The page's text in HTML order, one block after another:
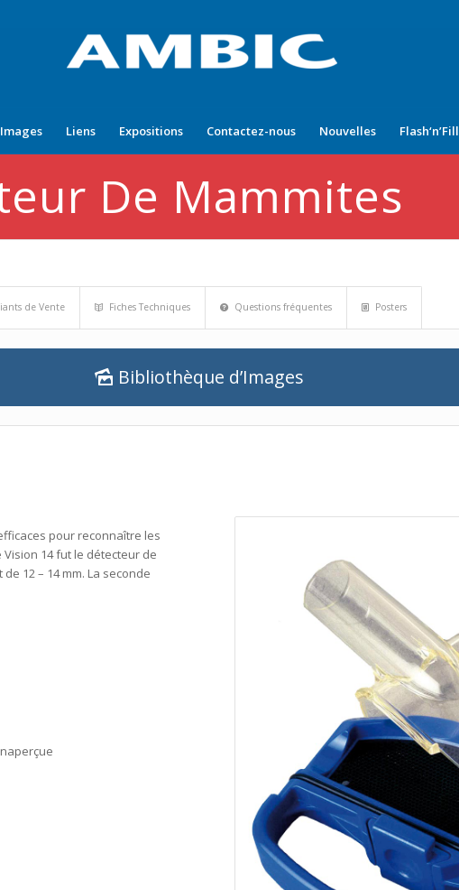
Liens Expositions Contactez-nous Nouvelles Flash‘n’Fill
De Mammites
de Vente Fiches Techniques Questions fréquentes Posters
Bibliothèque d’Images
pour reconnaître les
14 fut le détecteur de
12 – 14 mm. La seconde